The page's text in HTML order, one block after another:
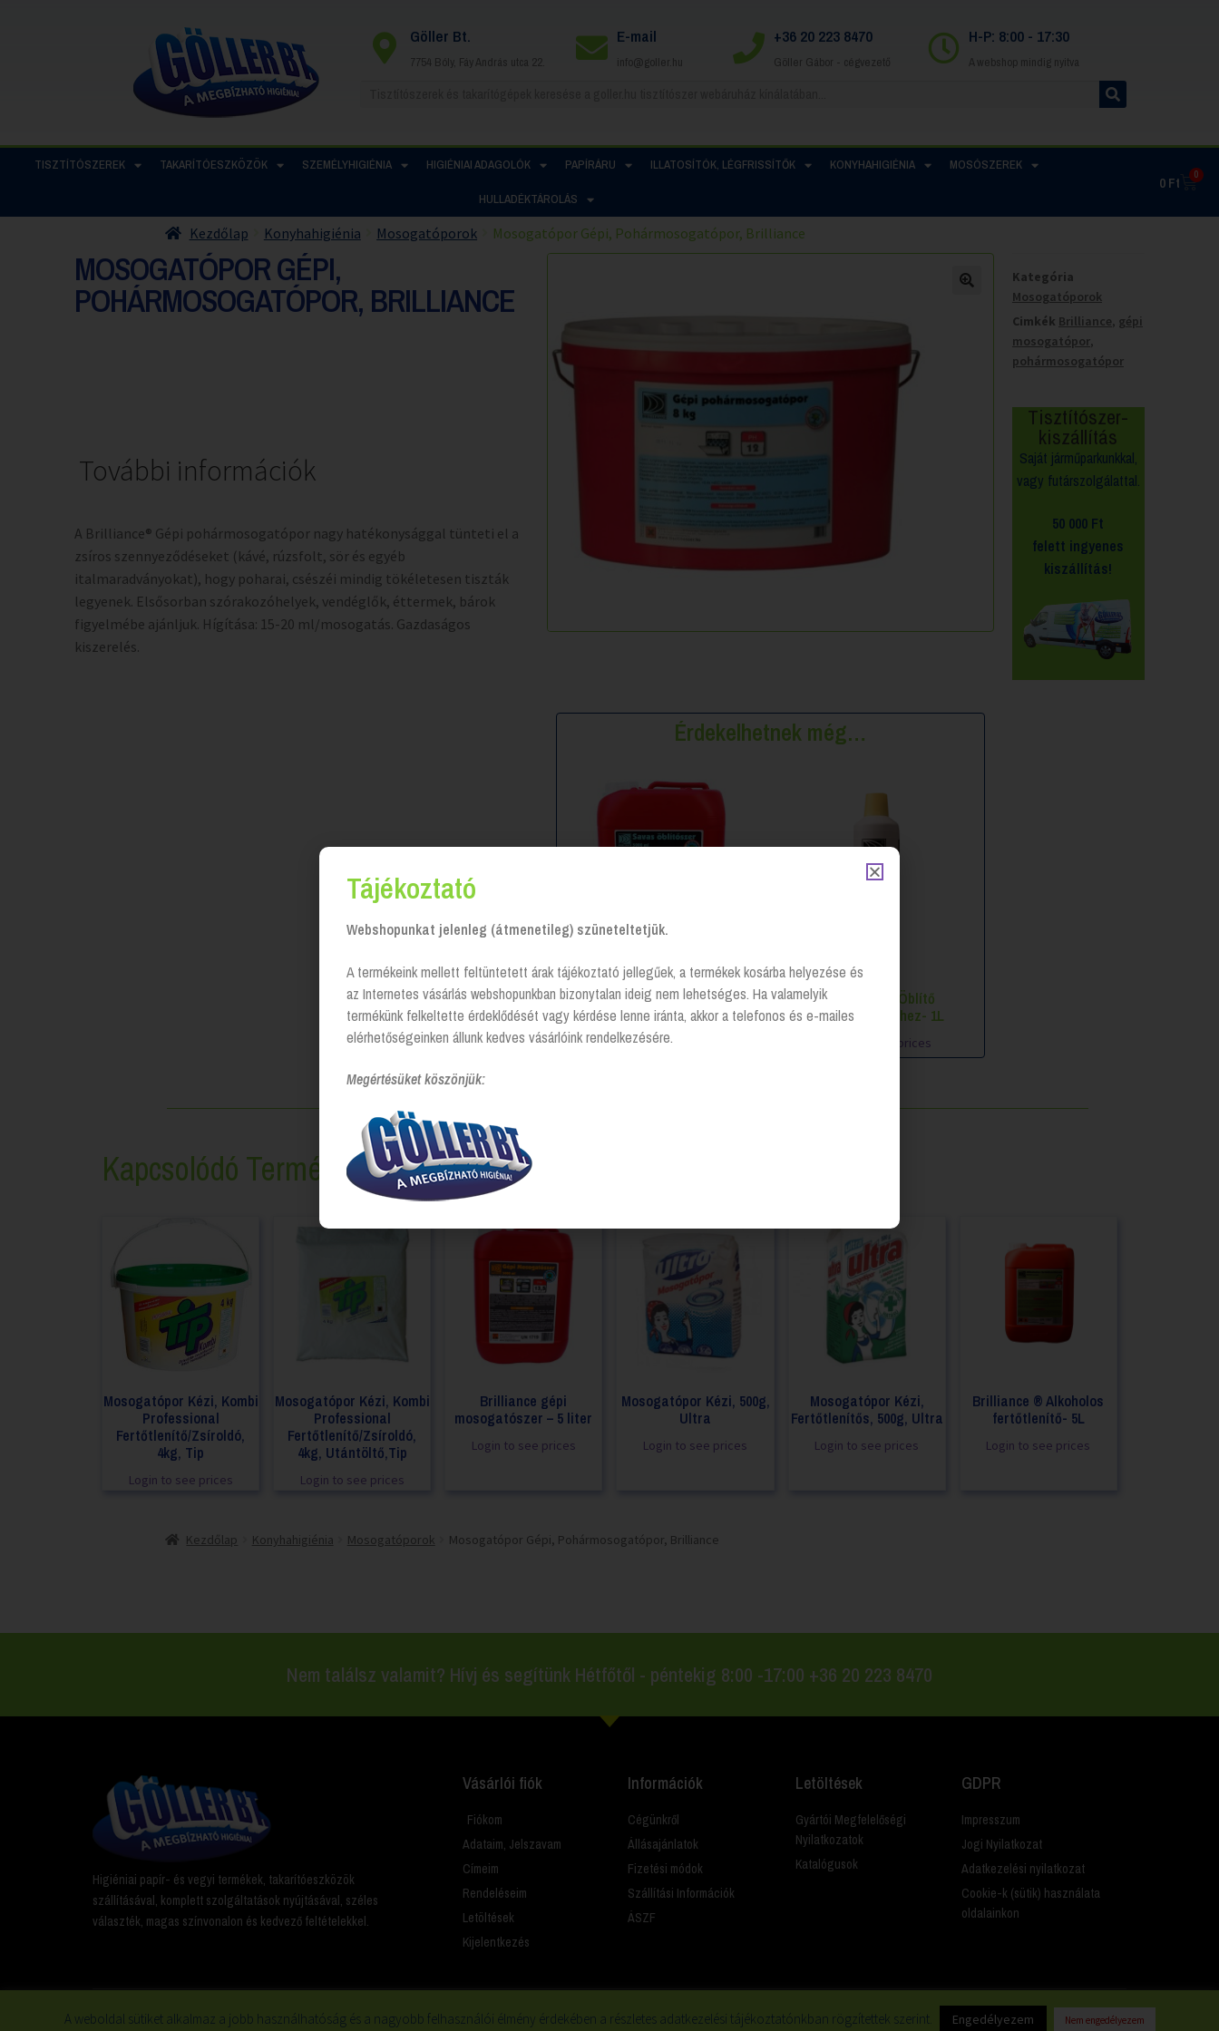
Göller Bt.
7754 Bóly, Fáy András utca 22.
E-mail
info@goller.hu
+36 20 223 8470
Göller Gábor - cégvezető
H-P: 8:00 - 17:30
A webshop mindig nyitva
TISZTÍTÓSZEREK TAKARÍTÓESZKÖZÖK SZEMÉLYHIGIÉNIA HIGIÉNIAI ADAGOLÓK PAPÍRÁRU ILLATOSÍTÓK, LÉGFRISSÍTŐK KONYHAHIGIÉNIA MOSÓSZEREK
HULLADÉKTÁROLÁS
0Ft 0
Kezdőlap Konyhahigiénia Mosogatóporok Mosogatópor Gépi, Pohármosogatópor, Brilliance
MOSOGATÓPOR GÉPI,
POHÁRMOSOGATÓPOR, BRILLIANCE
További információk
A Brilliance® Gépi pohármosogatópor nagy hatékonysággal tünteti el a
zsíros szennyeződéseket (kávé, rúzsfolt, sör és egyéb
italmaradványokat), hogy poharai, csészéi mindig tökéletesen tiszták
legyenek. Elsősorban szórakozóhelyek, vendéglők, éttermek, bárok
figyelmébe ajánljuk. Hígítása: 15-20 ml/mosogatás. Gazdaságos
kiszerelés.
Érdekelhetnek még…
Brilliance ® Savas gépi
öblítőszer
Login to see prices
Brilliance ® Öblítő
mosogatógéphez- 1L
Login to see prices
Kategória
Mosogatóporok
Cimkék Brilliance gépi
mosogatópor,
pohármosogatópor
Tisztítószer-
kiszállítás
Saját járműparkunkkal,
vagy futárszolgálattal.
50 000 Ft
felett ingyenes
kiszállítás!
Kapcsolódó Termékek
Mosogatópor Kézi, Kombi
Professional
Fertőtlenítő/Zsíroldó,
4kg, Tip
Login to see prices
Mosogatópor Kézi, Kombi
Professional
Fertőtlenítő/Zsíroldó,
4kg, Utántöltő,Tip
Login to see prices
Brilliance gépi
mosogatószer – 5 liter
Login to see prices
Mosogatópor Kézi, 500g,
Ultra
Login to see prices
Mosogatópor Kézi,
Fertőtlenítős, 500g, Ultra
Login to see prices
Brilliance ® Alkoholos
fertőtlenítő- 5L
Login to see prices
Kezdőlap Konyhahigiénia Mosogatóporok Mosogatópor Gépi, Pohármosogatópor, Brilliance
Nem találsz valamit? Hívj és segítünk Hétfőtől - péntekig 8:00 -17:00 +36 20 223 8470
Higiéniai papír- és vegyi termékek, takarítóeszközök
szállításával, komplett szolgáltatások nyújtásával, széles
választék, magas színvonalon és kedvező feltételekkel.
Vásárlói fiók
Fiókom
Adataim, Jelszavam
Címeim
Rendeléseim
Letöltések
Kijelentkezés
Információk
Cégünkről
Állásajánlatok
Fizetési módok
Szállítási Információk
ÁSZF
Letöltések
Gyártói Megfelelőségi
Nyilatkozatok
Katalógusok
GDPR
Impresszum
Jogi Nyilatkozat
Adatkezelési nyilatkozat
Cookie-k (sütik) használata
oldalainkon
A weboldal sütiket alkalmaz a jobb használhatóság és a nagyobb felhasználói élmény érdekében a részletes adatkezelési tájékoztatónkban rögzítettek szerint. Engedélyezem Nem engedélyezem
Tájékoztató
Webshopunkat jelenleg (átmenetileg) szüneteltetjük.
A termékeink mellett feltüntetett árak tájékoztató jellegűek, a termékek kosárba helyezése és
az Internetes vásárlás webshopunkban bizonytalan ideig nem lehetséges. Ha valamelyik
termékünk felkeltette érdeklődését vagy kérdése lenne iránta, akkor a telefonos és e-mailes
elérhetőségeinken állunk kedves vásárlóink rendelkezésére.
Megértésüket köszönjük: